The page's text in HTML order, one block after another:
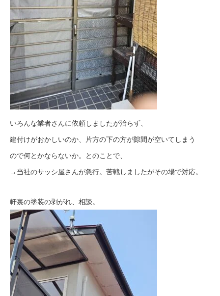
いろんな業者さんに依頼しましたが治らず、
建付けがおかしいのか、片方の下の方が隙間が空いてしまう
ので何とかならないか。とのことで、
→当社のサッシ屋さんが急行。苦戦しましたがその場で対応。
軒裏の塗装の剥がれ、相談。